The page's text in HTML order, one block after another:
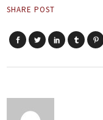
SHARE POST